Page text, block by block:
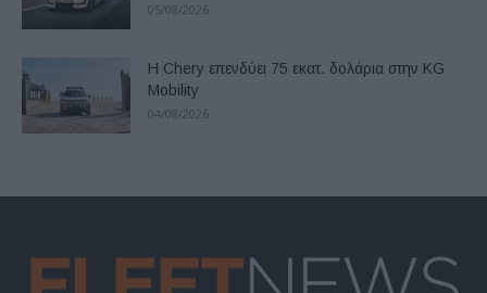
05/08/2026
Η Chery επενδύει 75 εκατ. δολάρια στην KG
Mobility
04/08/2026